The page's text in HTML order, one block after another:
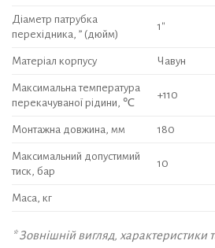
Діаметр патрубка
перехідника, ” (дюйм)
1″
Матеріал корпусу Чавун
Максимальна температура
перекачуваної рідини, ℃
+110
Монтажна довжина, мм 180
Максимальний допустимий
тиск, бар
10
Маса, кг
* Зовнішній вигляд, характеристики